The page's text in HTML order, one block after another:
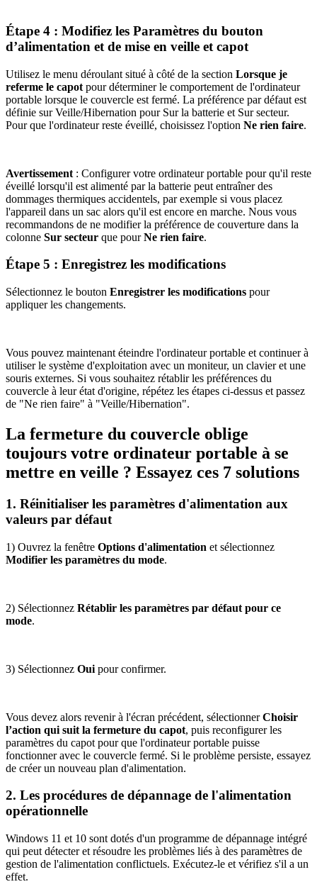
Étape 4 : Modifiez les Paramètres du bouton
d’alimentation et de mise en veille et capot
Utilisez le menu déroulant situé à côté de la section Lorsque je
referme le capot pour déterminer le comportement de l'ordinateur
portable lorsque le couvercle est fermé. La préférence par défaut est
définie sur Veille/Hibernation pour Sur la batterie et Sur secteur.
Pour que l'ordinateur reste éveillé, choisissez l'option Ne rien faire.
Avertissement : Configurer votre ordinateur portable pour qu'il reste
éveillé lorsqu'il est alimenté par la batterie peut entraîner des
dommages thermiques accidentels, par exemple si vous placez
l'appareil dans un sac alors qu'il est encore en marche. Nous vous
recommandons de ne modifier la préférence de couverture dans la
colonne Sur secteur que pourNe rien faire.
Étape 5 : Enregistrez les modifications
Sélectionnez le bouton Enregistrer les modifications pour
appliquer les changements.
Vous pouvez maintenant éteindre l'ordinateur portable et continuer à
utiliser le système d'exploitation avec un moniteur, un clavier et une
souris externes. Si vous souhaitez rétablir les préférences du
couvercle à leur état d'origine, répétez les étapes ci-dessus et passez
de "Ne rien faire" à "Veille/Hibernation".
La fermeture du couvercle oblige
toujours votre ordinateur portable à se
mettre en veille ? Essayez ces 7 solutions
1. Réinitialiser les paramètres d'alimentation aux
valeurs par défaut
1) Ouvrez la fenêtre Options d'alimentation et sélectionnez
Modifier les paramètres du mode.
2) Sélectionnez Rétablir les paramètres par défaut pour ce
mode.
3) Sélectionnez Oui pour confirmer.
Vous devez alors revenir à l'écran précédent, sélectionnerChoisir
l’action qui suit la fermeture du capot, puis reconfigurer les
paramètres du capot pour que l'ordinateur portable puisse
fonctionner avec le couvercle fermé. Si le problème persiste, essayez
de créer un nouveau plan d'alimentation.
2. Les procédures de dépannage de l'alimentation
opérationnelle
Windows 11 et 10 sont dotés d'un programme de dépannage intégré
qui peut détecter et résoudre les problèmes liés à des paramètres de
gestion de l'alimentation conflictuels. Exécutez-le et vérifiez s'il a un
effet.